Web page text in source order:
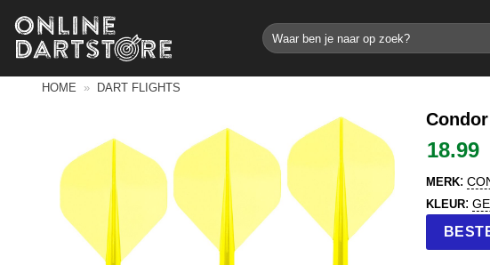
naar
inhoud
Zoeken
naar:
HOME » DART FLIGHTS
18.99
MERK:
KLEUR: